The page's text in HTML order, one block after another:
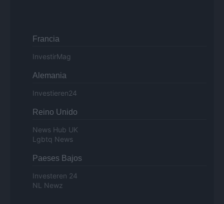
Francia
InvestirMag
Alemania
Investieren24
Reino Unido
News Hub UK
Lgbtq News
Paeses Bajos
Investeren 24
NL Newz